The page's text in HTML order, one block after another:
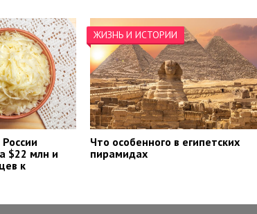
$22 млн и
к
ЖИЗНЬ И ИСТОРИИ
Что особенного в египетских
пирамидах